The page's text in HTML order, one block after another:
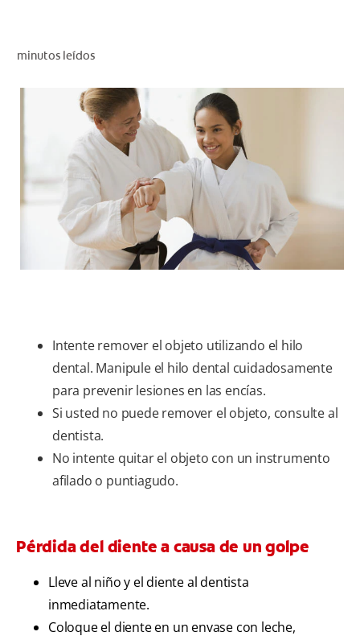
SUSCRÍBASE
minutos leídos
Intente remover el objeto utilizando el hilo
dental. Manipule el hilo dental cuidadosamente
para prevenir lesiones en las encías.
Si usted no puede remover el objeto, consulte al
dentista.
No intente quitar el objeto con un instrumento
afilado o puntiagudo.
Pérdida del diente a causa de un golpe
Lleve al niño y el diente al dentista
inmediatamente.
Coloque el diente en un envase con leche,